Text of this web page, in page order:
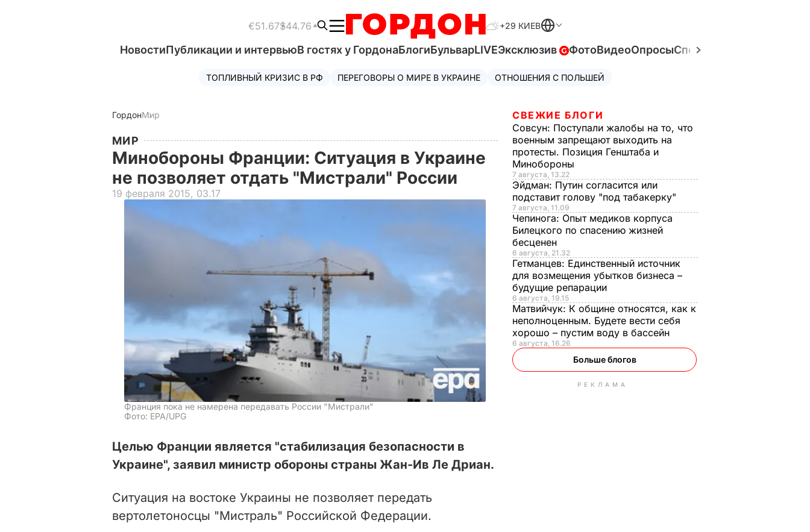
€51.67$44.76 +29 КИЕВ
НовостиПубликации и интервьюВ гостях у ГордонаБлогиБульварLIVEЭксклюзив ФотоВидеоОпросыСпецпроекты
ТОПЛИВНЫЙ КРИЗИС В РФ ПЕРЕГОВОРЫ О МИРЕ В УКРАИНЕ ОТНОШЕНИЯ С ПОЛЬШЕЙ
ГордонМир
МИР
Минобороны Франции: Ситуация в Украине
не позволяет отдать "Мистрали" России
19 февраля 2015, 03.17
Франция пока не намерена передавать России "Мистрали"
Фото: EPA/UPG
Целью Франции является "стабилизация безопасности в
Украине", заявил министр обороны страны Жан-Ив Ле Дриан.
Ситуация на востоке Украины не позволяет передать
вертолетоносцы "Мистраль" Российской Федерации.
СВЕЖИЕ БЛОГИ
Совсун: Поступали жалобы на то, что
военным запрещают выходить на
протесты. Позиция Генштаба и
Минобороны
7 августа, 13.22
Эйдман: Путин согласится или
подставит голову "под табакерку"
7 августа, 11.09
Чепинога: Опыт медиков корпуса
Билецкого по спасению жизней
бесценен
6 августа, 21.32
Гетманцев: Единственный источник
для возмещения убытков бизнеса –
будущие репарации
6 августа, 19.15
Матвийчук: К общине относятся, как к
неполноценным. Будете вести себя
хорошо – пустим воду в бассейн
6 августа, 16.26
Больше блогов
РЕКЛАМА